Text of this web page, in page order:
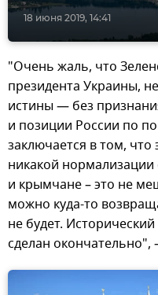
18 июня 2019, 14:41
"Очень жаль, что
президента Украины,
истины — без
и позиции России по
заключается в том, что
никакой
и крымчане – это не
можно куда-то
не будет.
сделан